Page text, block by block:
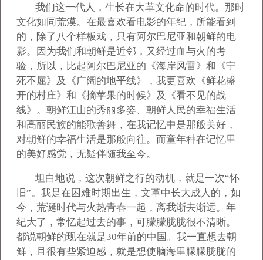
我们这一代人，生长在大革文化命的时代。那时
文化如同荒漠。在最喜欢看电影的年纪，所能看到
的，除了八个样板戏，只有阿尔巴尼亚和朝鲜的电
影。因为我们和朝鲜是近邻，又经过血与火的考
验，所以，比起阿尔巴尼亚的《海岸风雷》和《宁
死不屈》及《广阔的地平线》，我更喜欢《鲜花盛
开的村庄》和《摘苹果的时候》及《看不见的战
线》。朝鲜江山的秀丽多姿、朝鲜人民的幸福生活
和高丽民族的能歌善舞，在我记忆中是那般美好，
对朝鲜的幸福生活是那般向往。而童年种在记忆里
的美好感觉，无疑伴随我至今。
坦白地说，这次朝鲜之行的动机，就是一次“怀
旧”。我是在困难时期出生，文革中长大成人的，如
今，荒诞时代与火热青春一起，离我渐去渐远。年
纪大了，常忆起过去的事，可朦朦胧胧很不清晰。
都说朝鲜的现在就是30年前的中国。我一直想去朝
鲜，且很有些紧迫感，就是想使脑海里朦朦胧胧的